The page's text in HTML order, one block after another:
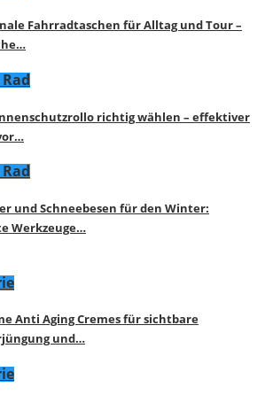
Fahrradtaschen für Alltag und Tour –
richtig wählen – effektiver
und Schneebesen für den Winter:
Werkzeuge…
Anti Aging Cremes für sichtbare
und…